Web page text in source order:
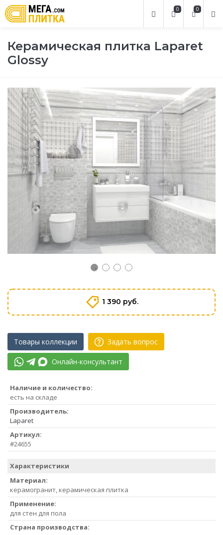
0
0
Керамическая плитка Laparet
Glossy
1 390 руб.
Товары коллекции Задать вопрос
Онлайн-консультант
Наличие и количество:
есть на складе
Производитель:
Laparet
Артикул:
#24655
Характеристики
Материал:
керамогранит, керамическая плитка
Применение:
для стен для пола
Страна производства: